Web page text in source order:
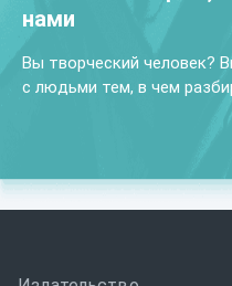
нами
Вы творческий человек?
с людьми тем, в чем